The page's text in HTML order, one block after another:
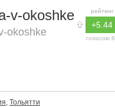
рейтинг
+5.44
голосов: 6
v-okoshke
okoshke
, Тольятти